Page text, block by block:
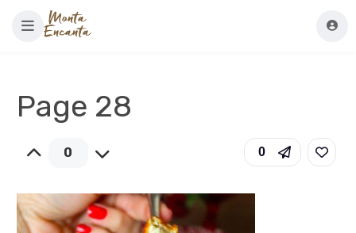
Page 28
0 0